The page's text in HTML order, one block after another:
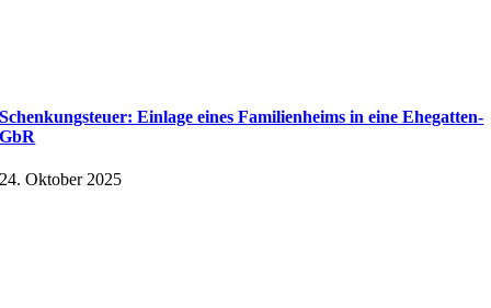
Schenkungsteuer: Einlage eines Familienheims in eine Ehegatten-
GbR
24. Oktober 2025